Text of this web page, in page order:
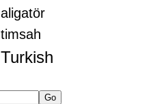
aligatör
timsah
Turkish